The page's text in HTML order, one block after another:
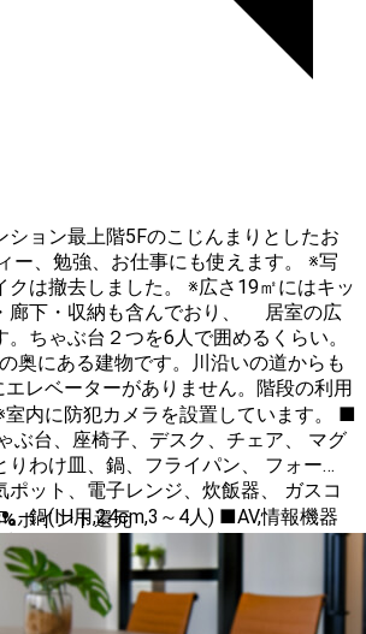
ション最上階5Fのこじんまりとしたお
、勉強、お仕事にも使えます。 ※写
クは撤去しました。 ※広さ19㎡にはキッ
廊下・収納も含んでおり、 居室の広
ちゃぶ台２つを6人で囲めるくらい。
奥にある建物です。川沿いの道からも
レベーターがありません。階段の利用
内に防犯カメラを設置しています。 ■
ぶ台、座椅子、デスク、チェア、 マグ
りわけ皿、鍋、フライパン、 フォー
ポット、電子レンジ、炊飯器、 ガスコ
用,24cm,3～4人) ■AV,情報機器
放送、BS放送、HDMI接続可）
ステム Fire TV Stick 4K Max、Blu-
用はこちらからご
%ポイント還元